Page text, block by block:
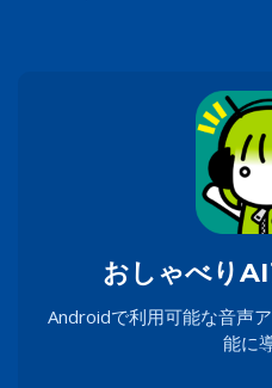
おしゃべり
Androidで利用可能な音声
能に